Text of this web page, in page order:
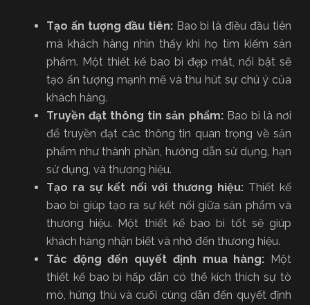
Tạo ấn tượng đầu tiên:Bao bì là điều đầu tiên
mà khách hàng nhìn thấy khi họ tìm kiếm sản
phẩm. Một thiết kế bao bì đẹp mắt, nổi bật sẽ
tạo ấn tượng mạnh mẽ và thu hút sự chú ý của
khách hàng.
Truyền đạt thông tin sản phẩm:Bao bì là nơi
để truyền đạt các thông tin quan trọng về sản
phẩm như thành phần, hướng dẫn sử dụng, hạn
sử dụng, và thương hiệu.
Tạo ra sự kết nối với thương hiệu: Thiết kế
bao bì giúp tạo ra sự kết nối giữa sản phẩm và
thương hiệu. Một thiết kế bao bì tốt sẽ giúp
khách hàng nhận biết và nhớ đến thương hiệu.
Tác động đến quyết định mua hàng: Một
thiết kế bao bì hấp dẫn có thể kích thích sự tò
mò, hứng thú và cuối cùng dẫn đến quyết định